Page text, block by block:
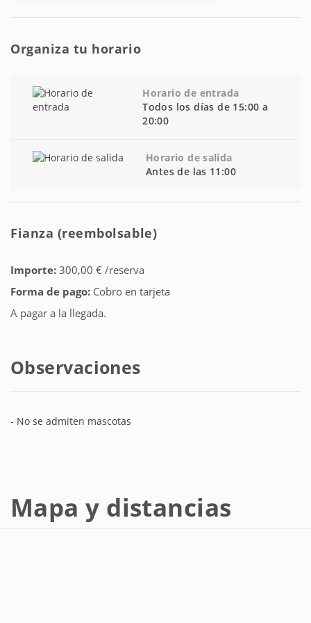
apartamento en tu hogar!
Organiza tu horario
Horario de entrada
Todos los días de 15:00 a
20:00
Horario de salida
Antes de las 11:00
Fianza (reembolsable)
Importe: 300,00 € /reserva
Forma de pago: Cobro en tarjeta
A pagar a la llegada.
Observaciones
- No se admiten mascotas
Mapa y distancias